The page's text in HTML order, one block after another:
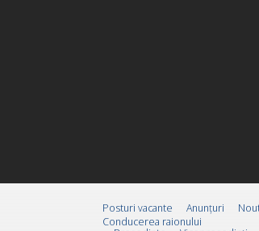
Posturi vacante Anunțuri
Conducerea raionului